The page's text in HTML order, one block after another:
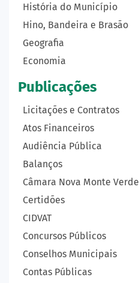
História do Município
Hino, Bandeira e Brasão
Geografia
Economia
Publicações
Licitações e Contratos
Atos Financeiros
Audiência Pública
Balanços
Câmara Nova Monte Verde
Certidões
CIDVAT
Concursos Públicos
Conselhos Municipais
Contas Públicas